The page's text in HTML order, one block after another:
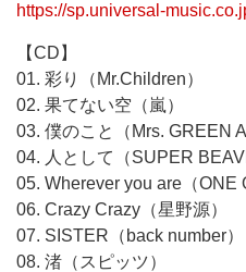
https://sp.universal-
【CD】
01. 彩り（Mr.Children）
02. 果てない空（嵐）
03. 僕のこと（Mrs. GREEN
04. 人として（SUPER
05. Wherever you are（ONE
06. Crazy Crazy（星野源）
07. SISTER（back number）
08. 渚（スピッツ）